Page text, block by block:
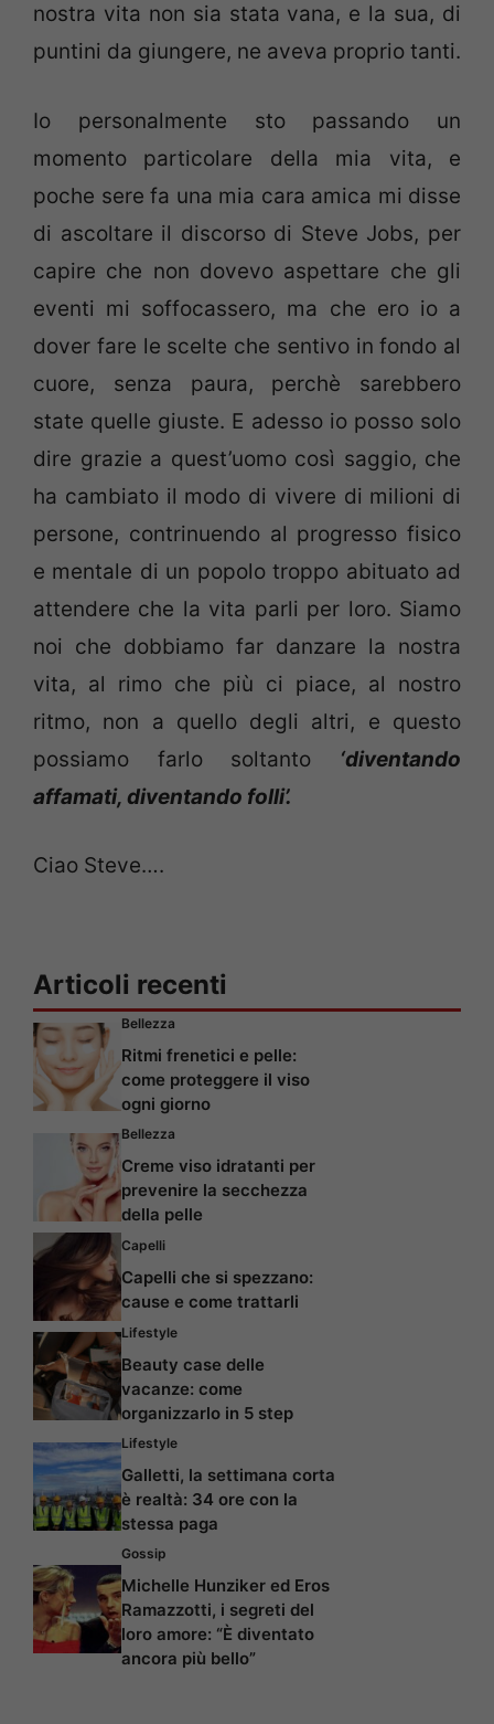
nostra vita non sia stata vana, e la sua, di
puntini da giungere, ne aveva proprio tanti.
Io personalmente sto passando un
momento particolare della mia vita, e
poche sere fa una mia cara amica mi disse
di ascoltare il discorso di Steve Jobs, per
capire che non dovevo aspettare che gli
eventi mi soffocassero, ma che ero io a
dover fare le scelte che sentivo in fondo al
cuore, senza paura, perchè sarebbero
state quelle giuste. E adesso io posso solo
dire grazie a quest’uomo così saggio, che
ha cambiato il modo di vivere di milioni di
persone, contrinuendo al progresso fisico
e mentale di un popolo troppo abituato ad
attendere che la vita parli per loro. Siamo
noi che dobbiamo far danzare la nostra
vita, al rimo che più ci piace, al nostro
ritmo, non a quello degli altri, e questo
possiamo farlo soltanto ‘diventando
affamati, diventando folli’.
Ciao Steve….
Articoli recenti
Bellezza
Ritmi frenetici e pelle:
come proteggere il viso
ogni giorno
Bellezza
Creme viso idratanti per
prevenire la secchezza
della pelle
Capelli
Capelli che si spezzano:
cause e come trattarli
Lifestyle
Beauty case delle
vacanze: come
organizzarlo in 5 step
Lifestyle
Galletti, la settimana corta
è realtà: 34 ore con la
stessa paga
Gossip
Michelle Hunziker ed Eros
Ramazzotti, i segreti del
loro amore: “È diventato
ancora più bello”